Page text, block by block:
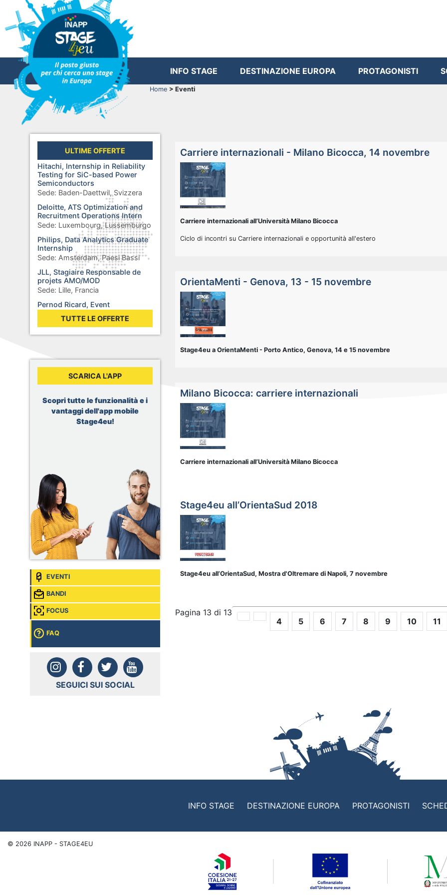
INFO STAGE DESTINAZIONE EUROPA PROTAGONISTI
Home > Eventi
ULTIME OFFERTE
Hitachi, Internship in Reliability
Testing for SiC-based Power
Semiconductors
Sede: Baden-Daettwil, Svizzera
Deloitte, ATS Optimization and
Recruitment Operations Intern
Sede: Luxembourg, Lussemburgo
Philips, Data Analytics Graduate
Internship
Sede: Amsterdam, Paesi Bassi
JLL, Stagiaire Responsable de
projets AMO/MOD
Sede: Lille, Francia
Pernod Ricard, Event
Paris, Francia
Ericsson, Software Engineer
General Electric, Engineering
Sede: Bucharest, Romania
Tripadvisor, B2B Marketing
Content & AI Intern
Barcelona, Spagna
Airbus, Intern Artificial
Intelligence
Sede: Donauwörth, Germania
TUTTE LE OFFERTE
SCARICA L'APP
Scopri tutte le funzionalità e i
vantaggi dell'app mobile
Stage4eu!
EVENTI
BANDI
FOCUS
FAQ
SEGUICI SUI SOCIAL
Carriere internazionali - Milano Bicocca, 14 novembre
Carriere internazionali all’Università Milano Bicocca
Ciclo di incontri su Carriere internazionali e opportunità all'estero
OrientaMenti - Genova, 13 - 15 novembre
Stage4eu a OrientaMenti - Porto Antico, Genova, 14 e 15 novembre
Milano Bicocca: carriere internazionali
Carriere internazionali all’Università Milano Bicocca
Stage4eu all’OrientaSud 2018
Stage4eu all’OrientaSud, Mostra d'Oltremare di Napoli, 7 novembre
Pagina 13 di 13
4
5 6 7 8 9 10 11
INFO STAGE DESTINAZIONE EUROPA PROTAGONISTI
© 2026 INAPP - STAGE4EU